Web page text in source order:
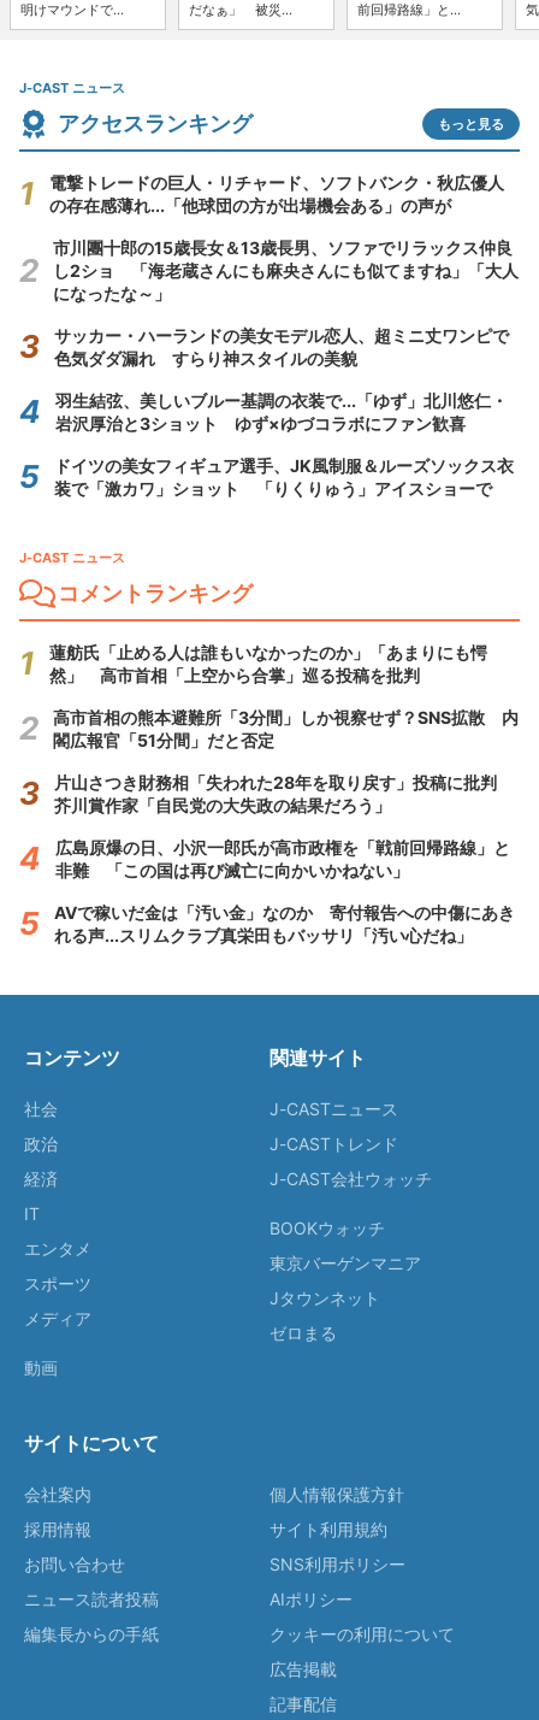
明けマウンドで...
だなぁ」 被災...
前回帰路線」と...
J-CAST ニュース
アクセスランキング もっと見る
電撃トレードの巨人・リチャード、ソフトバンク・秋広優人
の存在感薄れ...「他球団の方が出場機会ある」の声が
市川團十郎の15歳長女＆13歳長男、ソファでリラックス仲良
し2ショ 「海老蔵さんにも麻央さんにも似てますね」「大人
になったな～」
サッカー・ハーランドの美女モデル恋人、超ミニ丈ワンピで
色気ダダ漏れ すらり神スタイルの美貌
羽生結弦、美しいブルー基調の衣装で...「ゆず」北川悠仁・
岩沢厚治と3ショット ゆず×ゆづコラボにファン歓喜
ドイツの美女フィギュア選手、JK風制服＆ルーズソックス衣
装で「激カワ」ショット 「りくりゅう」アイスショーで
J-CAST ニュース
コメントランキング
蓮舫氏「止める人は誰もいなかったのか」「あまりにも愕
然」 高市首相「上空から合掌」巡る投稿を批判
高市首相の熊本避難所「3分間」しか視察せず？SNS拡散 内
閣広報官「51分間」だと否定
片山さつき財務相「失われた28年を取り戻す」投稿に批判
芥川賞作家「自民党の大失政の結果だろう」
広島原爆の日、小沢一郎氏が高市政権を「戦前回帰路線」と
非難 「この国は再び滅亡に向かいかねない」
AVで稼いだ金は「汚い金」なのか 寄付報告への中傷にあき
れる声...スリムクラブ真栄田もバッサリ「汚い心だね」
コンテンツ
社会
政治
経済
IT
エンタメ
スポーツ
メディア
動画
関連サイト
J-CASTニュース
J-CASTトレンド
J-CAST会社ウォッチ
BOOKウォッチ
東京バーゲンマニア
Jタウンネット
ゼロまる
サイトについて
会社案内
採用情報
お問い合わせ
ニュース読者投稿
編集長からの手紙
個人情報保護方針
サイト利用規約
SNS利用ポリシー
AIポリシー
クッキーの利用について
広告掲載
記事配信